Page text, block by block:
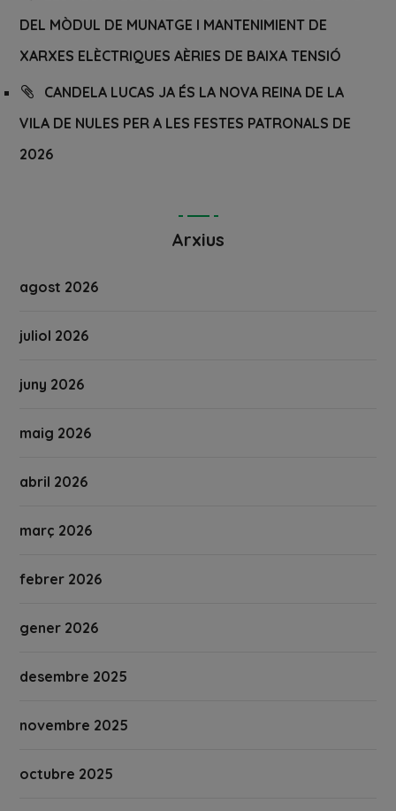
DEL MÒDUL DE MUNATGE I MANTENIMIENT DE
XARXES ELÈCTRIQUES AÈRIES DE BAIXA TENSIÓ
CANDELA LUCAS JA ÉS LA NOVA REINA DE LA
VILA DE NULES PER A LES FESTES PATRONALS DE
2026
Arxius
agost 2026
juliol 2026
juny 2026
maig 2026
abril 2026
març 2026
febrer 2026
gener 2026
desembre 2025
novembre 2025
octubre 2025